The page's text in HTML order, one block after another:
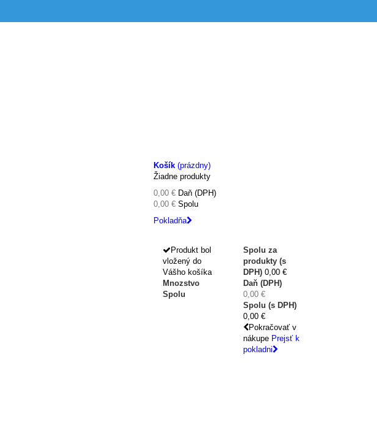
Košík (prázdny)
Žiadne produkty
0,00 € Daň (DPH)
0,00 € Spolu
Pokladňa
Produkt bol
vložený do
Vášho košíka
Mnozstvo
Spolu
Spolu za
produkty (s
DPH) 0,00 €
Daň (DPH)
0,00 €
Spolu (s DPH)
0,00 €
Pokračovať v
nákupe Prejsť k
pokladni